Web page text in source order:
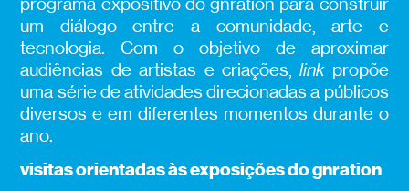
programa expositivo do gnration para construir
um diálogo entre a comunidade, arte e
tecnologia. Com o objetivo de aproximar
audiências de artistas e criações,link propõe
uma série de atividades direcionadas a públicos
diversos e em diferentes momentos durante o
ano.
visitas orientadas às exposições do gnration